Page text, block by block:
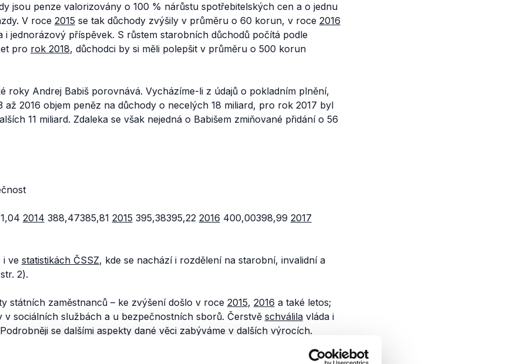
jsou penze valorizovány o 100 % nárůstu spotřebitelských cen a o jednu
V roce 2015 se tak důchody zvýšily v průměru o 60 korun, v roce 2016
i jednorázový příspěvek. S růstem starobních důchodů počítá podle
pro rok 2018, důchodci by si měli polepšit v průměru o 500 korun
roky Andrej Babiš porovnává. Vycházíme-li z údajů o pokladním plnění,
až 2016 objem peněz na důchody o necelých 18 miliard, pro rok 2017 byl
11 miliard. Zdaleka se však nejedná o Babišem zmiňované přidání o 56
2014 388,47385,81 2015 395,38395,22 2016 400,00398,99 2017
i ve statistikách ČSSZ, kde se nachází i rozdělení na starobní, invalidní a
2).
státních zaměstnanců – ke zvýšení došlo v roce 2015, 2016 a také letos;
sociálních službách a u bezpečnostních sborů. Čerstvě schválilavláda i
se dalšími aspekty dané věci zabýváme v dalších výrocích.